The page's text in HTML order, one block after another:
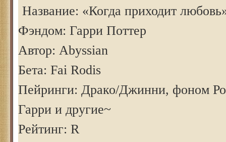
Название: «Когда приходит
Фэндом: Гарри Поттер
Автор: Abyssian
Бета: Fai Rodis
Пейринги: Драко/Джинни, фоном
Гарри и другие~
Рейтинг: R